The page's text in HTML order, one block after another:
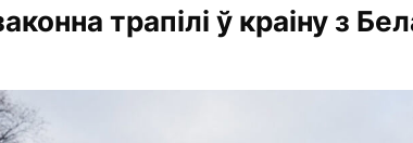
трапілі ў краіну з